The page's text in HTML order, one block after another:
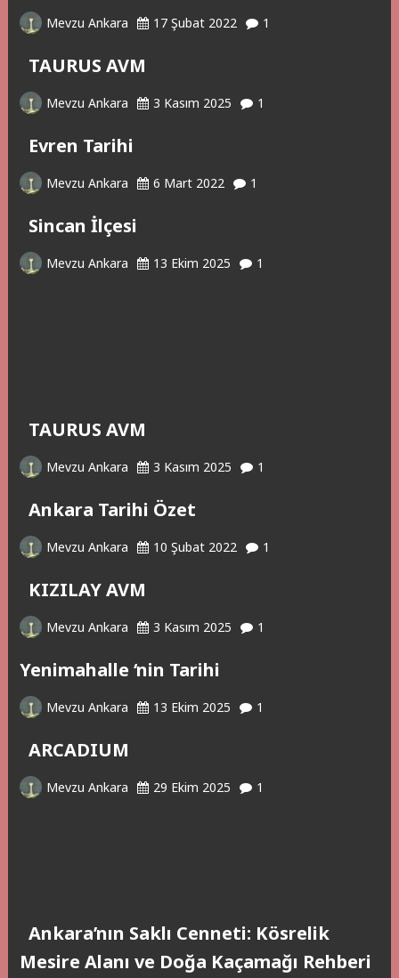
Mevzu Ankara 17 Şubat 2022 1
TAURUS AVM
Mevzu Ankara 3 Kasım 2025 1
Evren Tarihi
Mevzu Ankara 6 Mart 2022 1
Sincan İlçesi
Mevzu Ankara 13 Ekim 2025 1
TAURUS AVM
Mevzu Ankara 3 Kasım 2025 1
Ankara Tarihi Özet
Mevzu Ankara 10 Şubat 2022 1
KIZILAY AVM
Mevzu Ankara 3 Kasım 2025 1
Yenimahalle ‘nin Tarihi
Mevzu Ankara 13 Ekim 2025 1
ARCADIUM
Mevzu Ankara 29 Ekim 2025 1
Ankara’nın Saklı Cenneti: Kösrelik
Mesire Alanı ve Doğa Kaçamağı Rehberi